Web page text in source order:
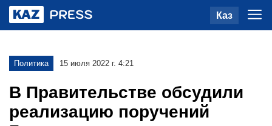
Каз
Политика 15 июля 2022 г. 4:21
В Правительстве обсудили
реализацию поручений